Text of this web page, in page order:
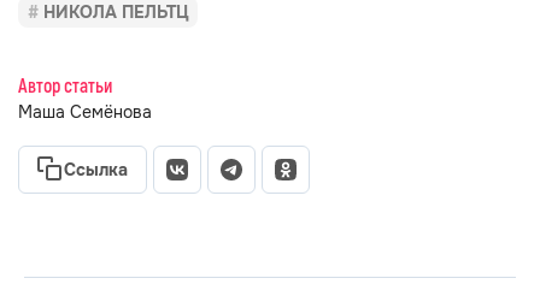
НИКОЛА ПЕЛЬТЦ
Автор статьи
Маша Семёнова
Ссылка